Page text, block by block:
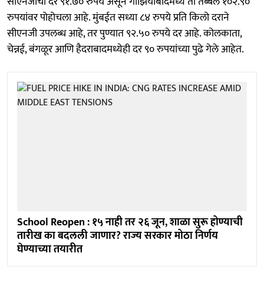
रुपयांवर पोहोचला आहे. मुंबईत सध्या ८४ रुपये प्रति किलो दराने
सीएनजी उपलब्ध आहे, तर पुण्यात ९२.५० रुपये दर आहे. कोलकाता,
चेन्नई, बंगळूर आणि हैदराबादमध्येही दर ९० रुपयांच्या पुढे गेले आहेत.
School Reopen : १५ नाही तर २६ जून, शाळा सुरू होण्याची
तारीख का बदलली जाणार? राज्य सरकार मोठा निर्णय
घेण्याच्या तयारीत